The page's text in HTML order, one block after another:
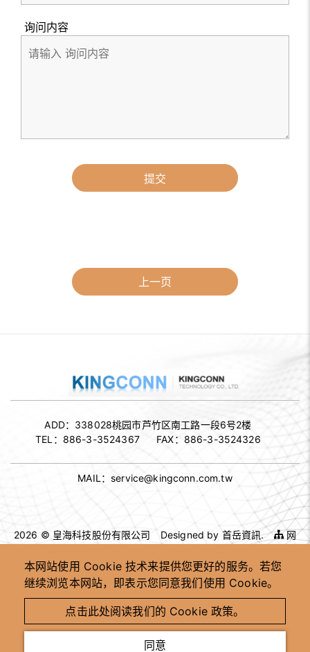
询问内容
提交
上一页
本网站使用 Cookie 技术来提供您更好的服务。若您
继续浏览本网站，即表示您同意我们使用 Cookie。
点击此处阅读我们的 Cookie 政策。
同意
ADD： 338028桃园市芦竹区南工路一段6号2楼
TEL： 886-3-3524367 FAX： 886-3-3524326
MAIL：service@kingconn.com.tw
2026 © 皇海科技股份有限公司 Designed by 首岳資訊.
网
高速连接器供应商
高速连接器 OEM ODM
客制化连接器制造商
台湾高速连接器工厂
高速讯号连接器供应商
工业用连接器制造商